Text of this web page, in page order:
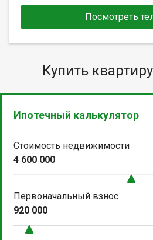
Посмотреть
Купить
Ипотечный калькулятор
Стоимость недвижимости
4 600 000
Первоначальный взнос
920 000